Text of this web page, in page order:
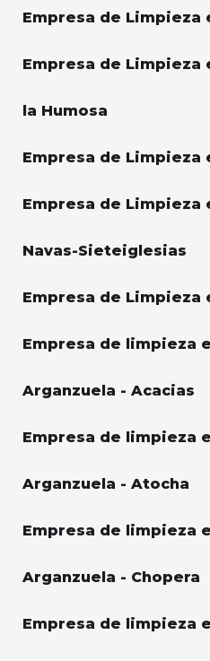
Empresa de Limpieza
Empresa de Limpieza
la Humosa
Empresa de Limpieza
Empresa de Limpieza
Navas-Sieteiglesias
Empresa de Limpieza
Empresa de limpieza
Arganzuela - Acacias
Empresa de limpieza
Arganzuela - Atocha
Empresa de limpieza
Arganzuela - Chopera
Empresa de limpieza